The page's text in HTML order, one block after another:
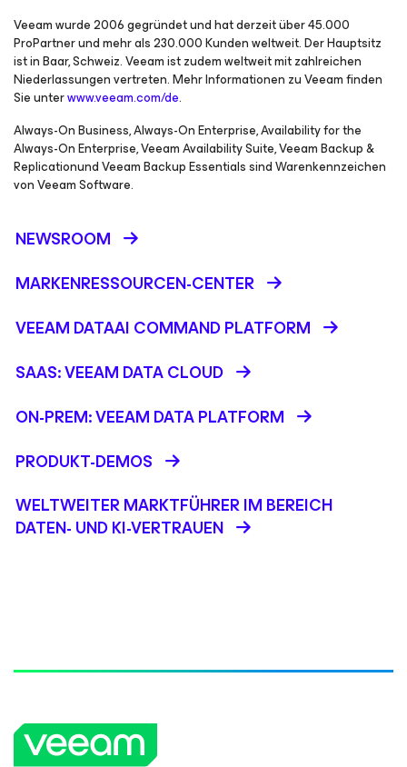
Veeam wurde 2006 gegründet und hat derzeit über 45.000
ProPartner und mehr als 230.000 Kunden weltweit. Der Hauptsitz
ist in Baar, Schweiz. Veeam ist zudem weltweit mit zahlreichen
Niederlassungen vertreten. Mehr Informationen zu Veeam finden
Sie unterwww.veeam.com/de.
Always-On Business, Always-On Enterprise, Availability for the
Always-On Enterprise, Veeam Availability Suite, Veeam Backup &
Replicationund Veeam Backup Essentials sind Warenkennzeichen
von Veeam Software.
NEWSROOM
MARKENRESSOURCEN-CENTER
VEEAM DATAAI COMMAND PLATFORM
SAAS: VEEAM DATA CLOUD
ON-PREM: VEEAM DATA PLATFORM
PRODUKT-DEMOS
WELTWEITER MARKTFÜHRER IM BEREICH
DATEN- UND KI-VERTRAUEN